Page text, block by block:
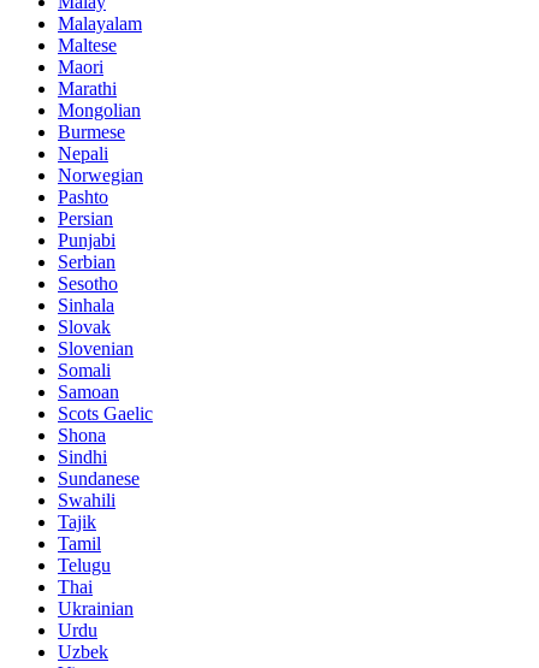
Malayalam
Maltese
Maori
Marathi
Mongolian
Burmese
Nepali
Norwegian
Pashto
Persian
Punjabi
Serbian
Sesotho
Sinhala
Slovak
Slovenian
Somali
Samoan
Scots Gaelic
Shona
Sindhi
Sundanese
Swahili
Tajik
Tamil
Telugu
Thai
Ukrainian
Urdu
Uzbek